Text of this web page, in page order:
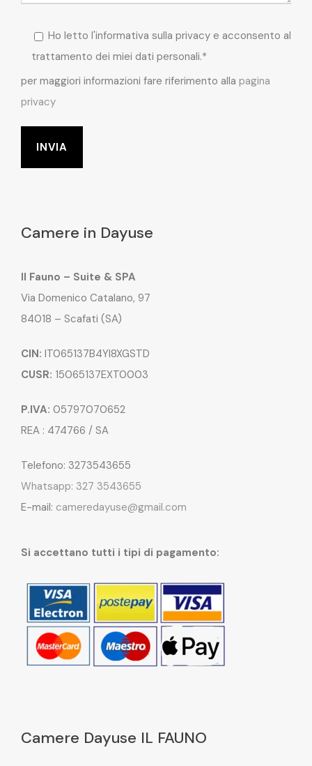
Ho letto l'informativa sulla privacy e acconsento al
trattamento dei miei dati personali.*
per maggiori informazioni fare riferimento alla pagina
privacy
Camere in Dayuse
Il Fauno – Suite & SPA
Via Domenico Catalano, 97
84018 – Scafati (SA)
CIN: IT065137B4YI8XGSTD
CUSR: 15065137EXT0003
P.IVA: 05797070652
REA : 474766 / SA
Telefono: 3273543655
Whatsapp: 327 3543655
E-mail: cameredayuse@gmail.com
Si accettano tutti i tipi di pagamento:
Camere Dayuse IL FAUNO